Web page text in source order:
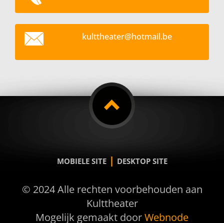
kulttheater@hotmail.be
MOBIELE SITE | DESKTOP SITE
© 2024 Alle rechten voorbehouden aan
Kulttheater
Mogelijk gemaakt doorWebnode